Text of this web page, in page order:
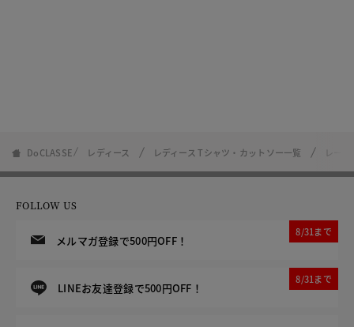
DoCLASSE レディース レディース Tシャツ・カットソー一覧
FOLLOW US
メルマガ登録で500円OFF！
8/31まで
LINEお友達登録で500円OFF！
8/31まで